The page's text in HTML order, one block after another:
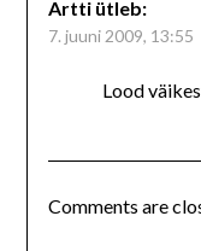
Artti ütleb:
7. juuni 2009, 13:55
Lood
Comments are